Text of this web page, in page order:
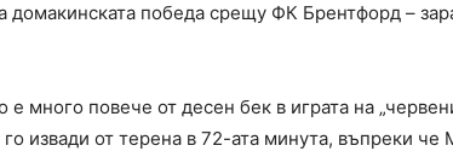
домакинската победа срещу ФК Брентфорд –
е много повече от десен бек в играта на
го извади от терена в 72-ата минута, въпреки